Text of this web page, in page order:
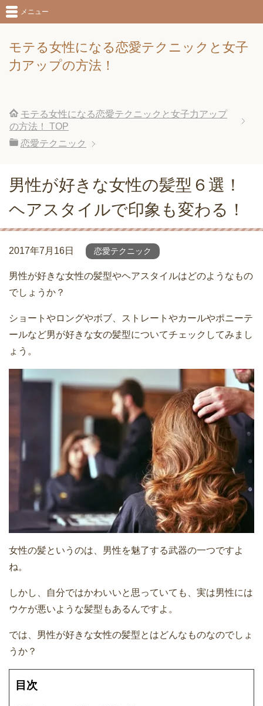
モテる女性になる恋愛テクニックと女子
力アップの方法！
メニュー
モテる女性になる恋愛テクニックと女子力アップ
の方法！
TOP
恋愛テクニック
男性が好きな女性の髪型６選！
ヘアスタイルで印象も変わる！
2017年7月16日 恋愛テクニック
男性が好きな女性の髪型やヘアスタイルはどのようなもの
でしょうか？
ショートやロングやボブ、ストレートやカールやポニーテ
ールなど男が好きな女の髪型についてチェックしてみまし
ょう。
女性の髪というのは、男性を魅了する武器の一つですよ
ね。
しかし、自分ではかわいいと思っていても、実は男性には
ウケが悪いような髪型もあるんですよ。
では、男性が好きな女性の髪型とはどんなものなのでしょ
うか？
目次